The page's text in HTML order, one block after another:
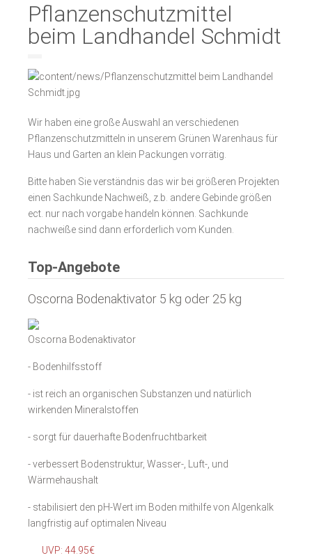
Pflanzenschutzmittel
beim Landhandel Schmidt
Wir haben eine große Auswahl an verschiedenen
Pflanzenschutzmitteln in unserem Grünen Warenhaus für
Haus und Garten an klein Packungen vorrätig.
Bitte haben Sie verständnis das wir bei größeren Projekten
einen Sachkunde Nachweiß, z.b. andere Gebinde größen
ect. nur nach vorgabe handeln können. Sachkunde
nachweiße sind dann erforderlich vom Kunden.
Top-Angebote
Oscorna Bodenaktivator 5 kg oder 25 kg
Oscorna Bodenaktivator
- Bodenhilfsstoff
- ist reich an organischen Substanzen und natürlich
wirkenden Mineralstoffen
- sorgt für dauerhafte Bodenfruchtbarkeit
- verbessert Bodenstruktur, Wasser-, Luft-, und
Wärmehaushalt
- stabilisiert den pH-Wert im Boden mithilfe von Algenkalk
langfristig auf optimalen Niveau
UVP: 44.95€